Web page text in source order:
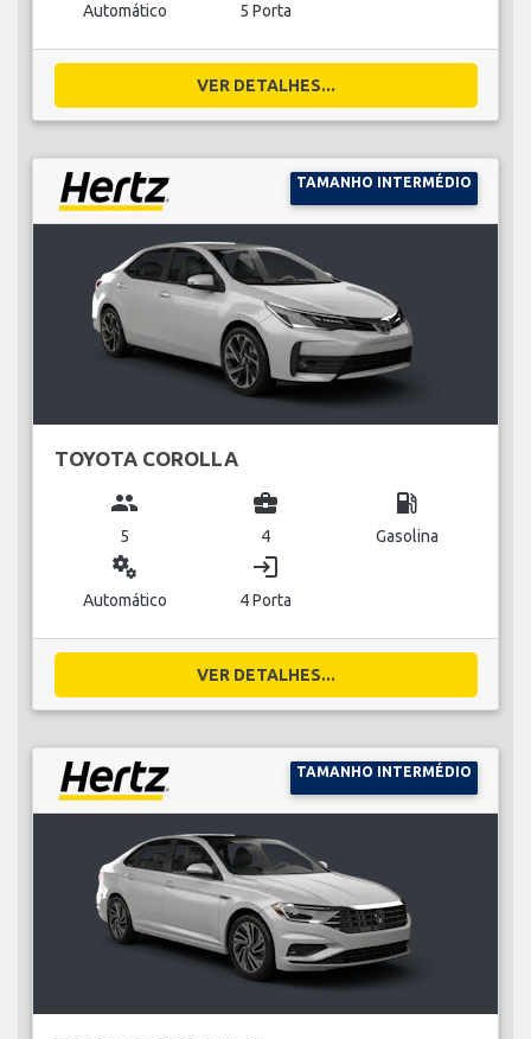
Automático 5 Porta
VER DETALHES...
TAMANHO INTERMÉDIO
TOYOTA COROLLA
group
5
business_center
4
local_gas_station
Gasolina
miscellaneous_services
Automático
login
4 Porta
VER DETALHES...
TAMANHO INTERMÉDIO